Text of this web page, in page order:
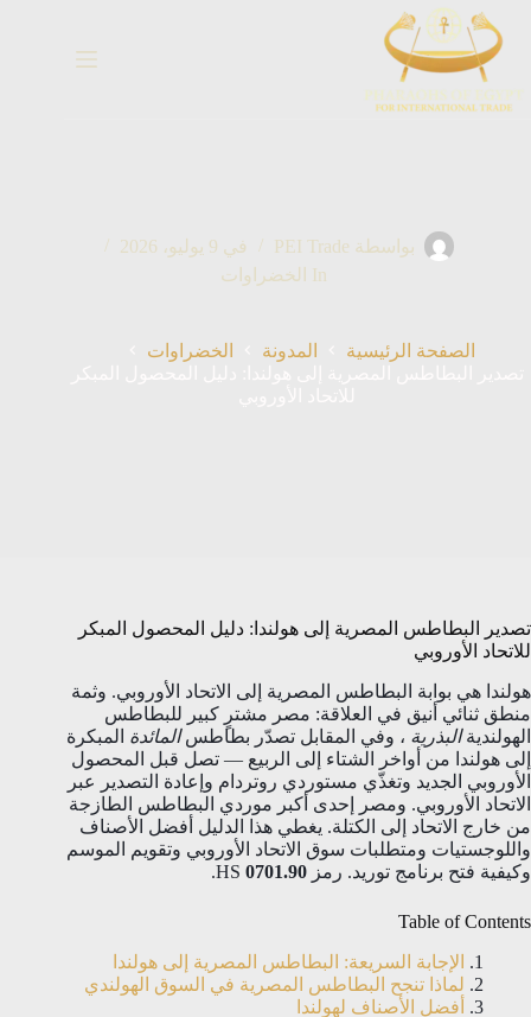
المحتوى
بواسطة PEI Trade في 9 يوليو، 2026
In
الخضراوات
الصفحة الرئيسية المدونة
الخضراوات
تصدير البطاطس المصرية إلى هولندا: دليل المحصول المبكر
للاتحاد الأوروبي
هولندا هي بوابة البطاطس المصرية إلى الاتحاد الأوروبي. وثمة
منطق ثنائي أنيق في العلاقة: مصر مشترٍ كبير للبطاطس
الهولنديةالبذرية ، وفي المقابل تصدّر بطاطسالمائدة المبكرة
إلى هولندا من أواخر الشتاء إلى الربيع — تصل قبل المحصول
الأوروبي الجديد وتغذّي مستوردي روتردام وإعادة التصدير عبر
الاتحاد الأوروبي. ومصر إحدى أكبر موردي البطاطس الطازجة
من خارج الاتحاد إلى الكتلة. يغطي هذا الدليل أفضل الأصناف
واللوجستيات ومتطلبات سوق الاتحاد الأوروبي وتقويم الموسم
وكيفية فتح برنامج توريد. رمز HS 0701.90
.
Table of Contents
الإجابة السريعة: البطاطس المصرية إلى هولندا
لماذا تنجح البطاطس المصرية في السوق الهولندي
أفضل الأصناف لهولندا